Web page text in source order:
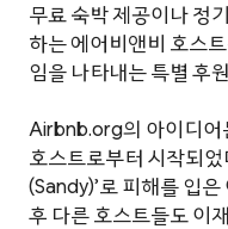
무료 숙박 제공이나 정
하는 에어비앤비 호스
임을 나타내는 특별 후
Airbnb.org의 아이디어
호스트로부터 시작되었
(Sandy)’로 피해를 입
후 다른 호스트들도 이